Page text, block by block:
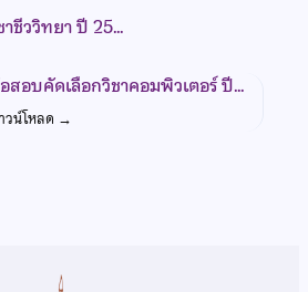
ชีววิทยา ปี 25…
สอบคัดเลือกวิชาคอมพิวเตอร์ ปี…
วน์โหลด →